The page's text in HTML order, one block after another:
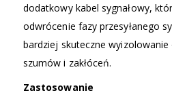
dodatkowy kabel sygnałowy,
odwrócenie fazy przesyłanego
bardziej skuteczne
szumów i zakłóceń.
Zastosowanie